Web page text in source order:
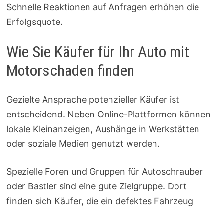
Schnelle Reaktionen auf Anfragen erhöhen die
Erfolgsquote.
Wie Sie Käufer für Ihr Auto mit
Motorschaden finden
Gezielte Ansprache potenzieller Käufer ist
entscheidend. Neben Online-Plattformen können
lokale Kleinanzeigen, Aushänge in Werkstätten
oder soziale Medien genutzt werden.
Spezielle Foren und Gruppen für Autoschrauber
oder Bastler sind eine gute Zielgruppe. Dort
finden sich Käufer, die ein defektes Fahrzeug